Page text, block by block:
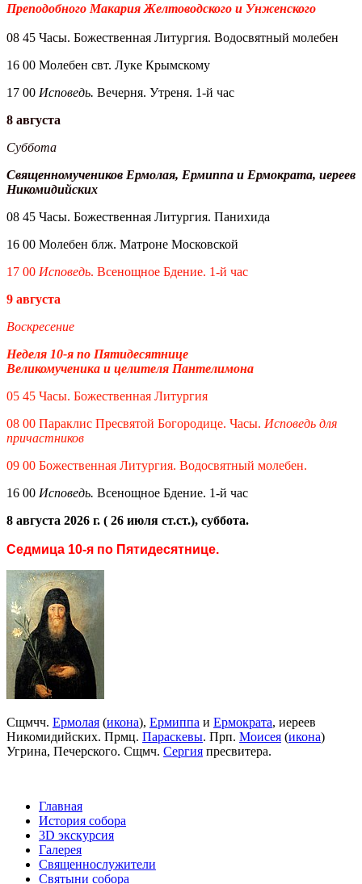
Преподобного Макария Желтоводского и Унженского
08 45 Часы. Божественная Литургия. Водосвятный молебен
16 00 Молебен свт. Луке Крымскому
17 00 Исповедь. Вечерня. Утреня. 1-й час
8 августа
Суббота
Священномучеников Ермолая, Ермиппа и Ермократа, иереев
Никомидийских
08 45 Часы. Божественная Литургия. Панихида
16 00 Молебен блж. Матроне Московской
17 00 Исповедь. Всенощное Бдение. 1-й час
9 августа
Воскресение
Неделя 10-я по Пятидесятнице
Великомученика и целителя Пантелимона
05 45 Часы. Божественная Литургия
08 00 Параклис Пресвятой Богородице. Часы. Исповедь для
причастников
09 00 Божественная Литургия. Водосвятный молебен.
16 00 Исповедь. Всенощное Бдение. 1-й час
8 августа 2026 г. ( 26 июля ст.ст.), суббота.
Седмица 10-я по Пятидесятнице.
Сщмчч. Ермолая (икона), Ермиппа и Ермократа, иереев
Никомидийских. Прмц. Параскевы. Прп. Моисея (икона)
Угрина, Печерского. Сщмч. Сергия пресвитера.
Главная
История собора
3D экскурсия
Галерея
Священнослужители
Святыни собора